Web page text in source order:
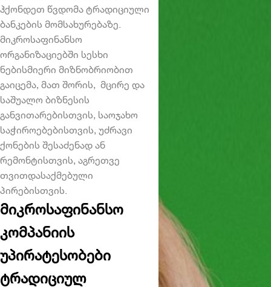
ჰქონდეთ წვდომა ტრადიციული
ბანკების მომსახურებაზე.
მიკროსაფინანსო
ორგანიზაციებში სესხი
ნებისმიერი მიზნობრიობით
გაიცემა, მათ შორის, მცირე და
საშუალო ბიზნესის
განვითარებისთვის, საოჯახო
საჭიროებებისთვის, უძრავი
ქონების შესაძენად ან
რემონტისთვის, აგრეთვე
თვითდასაქმებული
პირებისთვის.
მიკროსაფინანსო
კომპანიის
უპირატესობები
ტრადიციულ